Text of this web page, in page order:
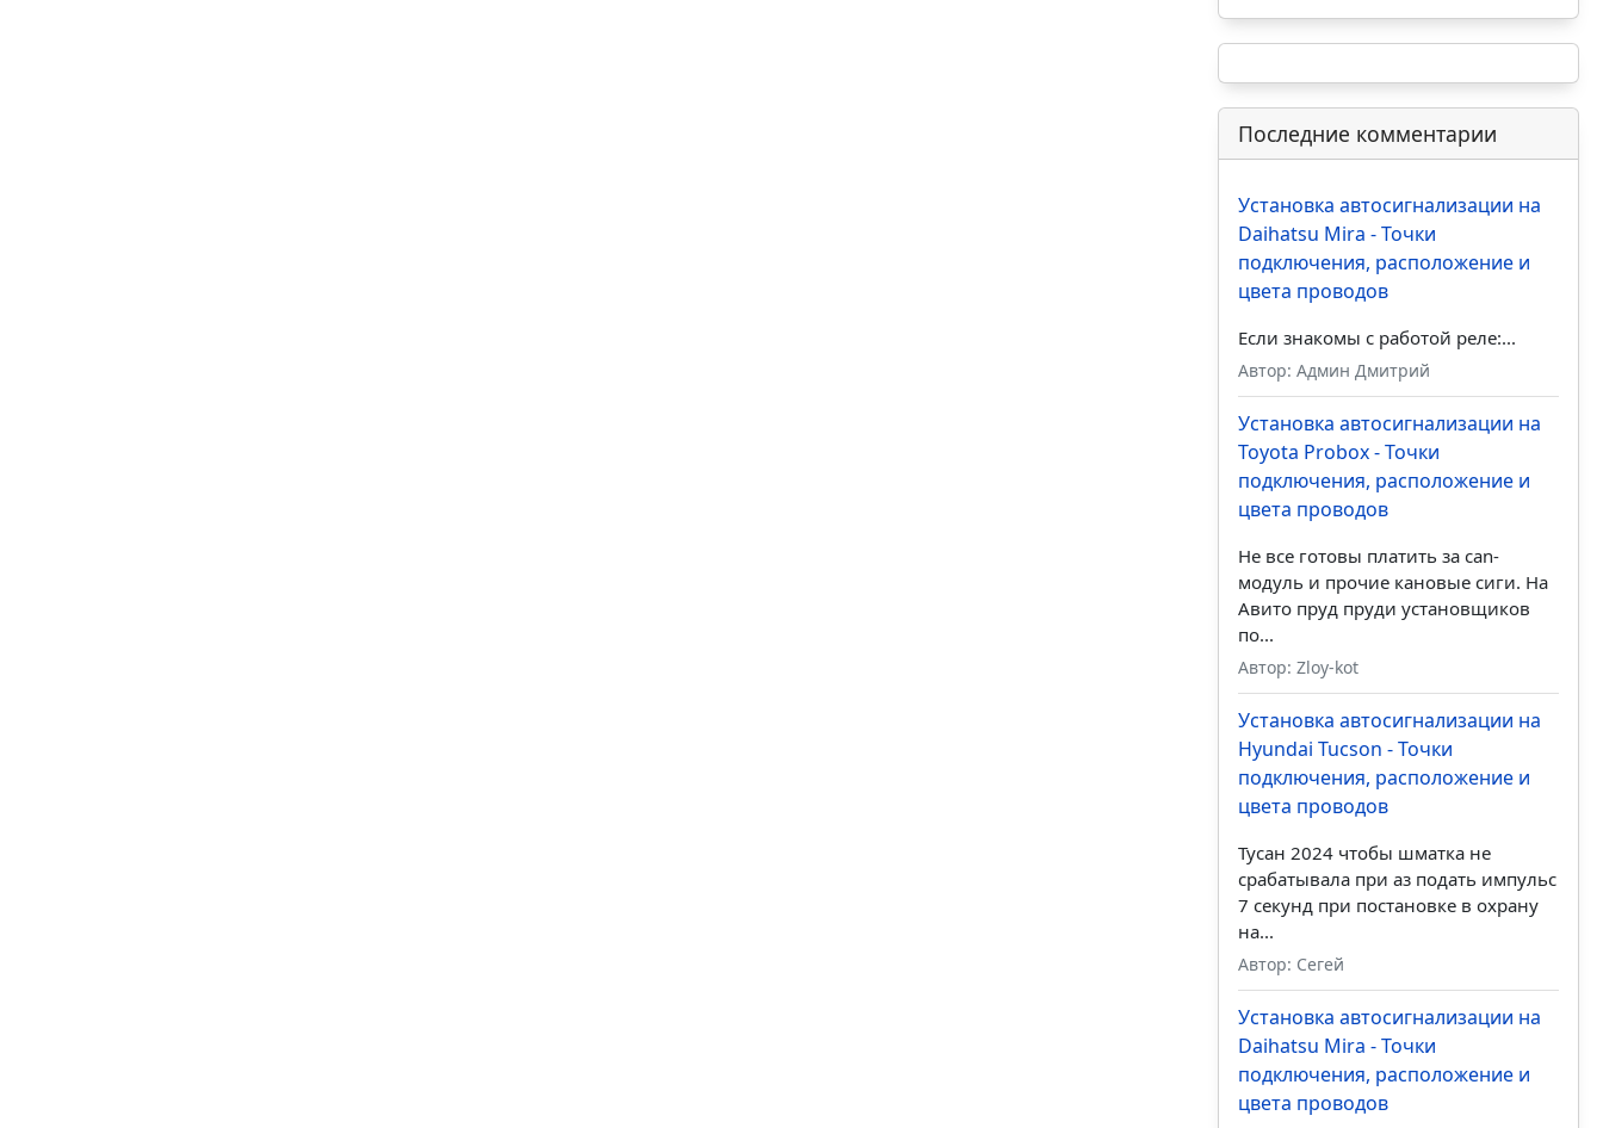
Последние комментарии
Установка автосигнализации на
Daihatsu Mira - Точки
подключения, расположение и
цвета проводов
Если знакомы с работой реле:...
Автор: Админ Дмитрий
Установка автосигнализации на
Toyota Probox - Точки
подключения, расположение и
цвета проводов
Не все готовы платить за can-
модуль и прочие кановые сиги. На
Авито пруд пруди установщиков
по...
Автор: Zloy-kot
Установка автосигнализации на
Hyundai Tucson - Точки
подключения, расположение и
цвета проводов
Тусан 2024 чтобы шматка не
срабатывала при аз подать импульс
7 секунд при постановке в охрану
на...
Автор: Сегей
Установка автосигнализации на
Daihatsu Mira - Точки
подключения, расположение и
цвета проводов